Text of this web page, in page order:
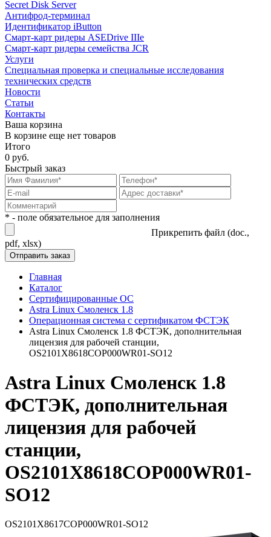
Secret Disk Server
Антифрод-терминал
Идентификатор iButton
Смарт-карт ридеры ASEDrive IIIe
Смарт-карт ридеры семейства JCR
Услуги
Специальная проверка и специальные исследования
технических средств
Новости
Статьи
Контакты
Ваша корзина
В корзине еще нет товаров
Итого
0 руб.
Быстрый заказ
* - поле обязательное для заполнения
Прикрепить файл (doc.,
pdf, xlsx)
Главная
Каталог
Сертифицированные ОС
Astra Linux Смоленск 1.8
Операционная система с сертификатом ФСТЭК
Astra Linux Смоленск 1.8 ФСТЭК, дополнительная
лицензия для рабочей станции,
OS2101X8618COP000WR01-SO12
Astra Linux Смоленск 1.8
ФСТЭК, дополнительная
лицензия для рабочей
станции,
OS2101X8618COP000WR01-
SO12
OS2101X8617COP000WR01-SO12